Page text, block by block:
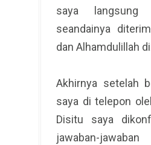
saya
seandainya
dan Alhamdulillah
Akhirnya setelah
saya di telepon
Disitu saya
jawaban-